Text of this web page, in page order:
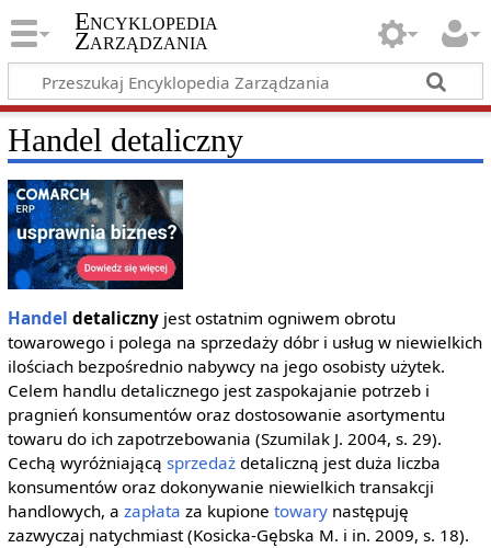
Encyklopedia
Zarządzania
Handel detaliczny
Handel detalicznyjest ostatnim ogniwem obrotu
towarowego i polega na sprzedaży dóbr i usług w niewielkich
ilościach bezpośrednio nabywcy na jego osobisty użytek.
Celem handlu detalicznego jest zaspokajanie potrzeb i
pragnień konsumentów oraz dostosowanie asortymentu
towaru do ich zapotrzebowania (Szumilak J. 2004, s. 29).
Cechą wyróżniającą sprzedażdetaliczną jest duża liczba
konsumentów oraz dokonywanie niewielkich transakcji
handlowych, a zapłata za kupione towarynastępuję
zazwyczaj natychmiast (Kosicka-Gębska M. i in. 2009, s. 18).